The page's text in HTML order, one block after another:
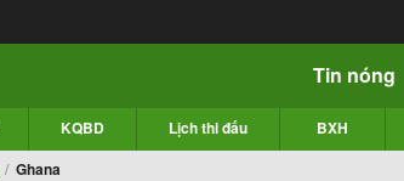
Tin nóng
KQBD Lịch thi đấu BXH
Ghana